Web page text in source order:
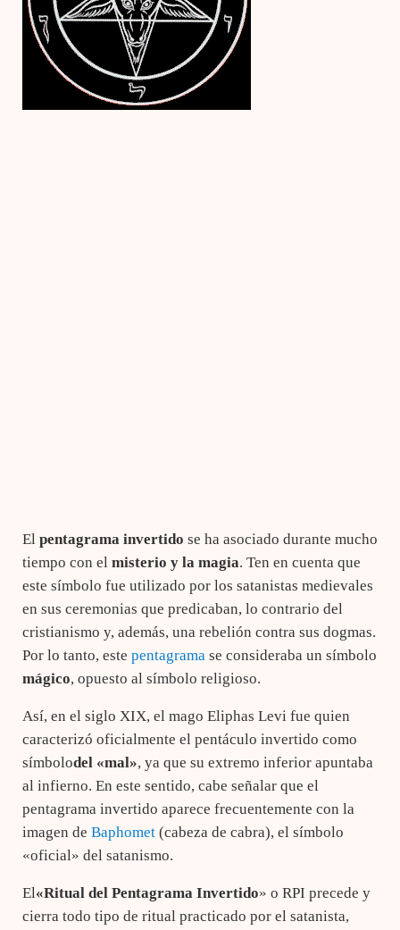
El pentagrama invertido se ha asociado durante mucho
tiempo con el misterio y la magia. Ten en cuenta que
este símbolo fue utilizado por los satanistas medievales
en sus ceremonias que predicaban, lo contrario del
cristianismo y, además, una rebelión contra sus dogmas.
Por lo tanto, este pentagramase consideraba un símbolo
mágico, opuesto al símbolo religioso.
Así, en el siglo XIX, el mago Eliphas Levi fue quien
caracterizó oficialmente el pentáculo invertido como
símbolodel «mal», ya que su extremo inferior apuntaba
al infierno. En este sentido, cabe señalar que el
pentagrama invertido aparece frecuentemente con la
imagen de Baphomet(cabeza de cabra), el símbolo
«oficial» del satanismo.
El«Ritual del Pentagrama Invertido» o RPI precede y
cierra todo tipo de ritual practicado por el satanista,